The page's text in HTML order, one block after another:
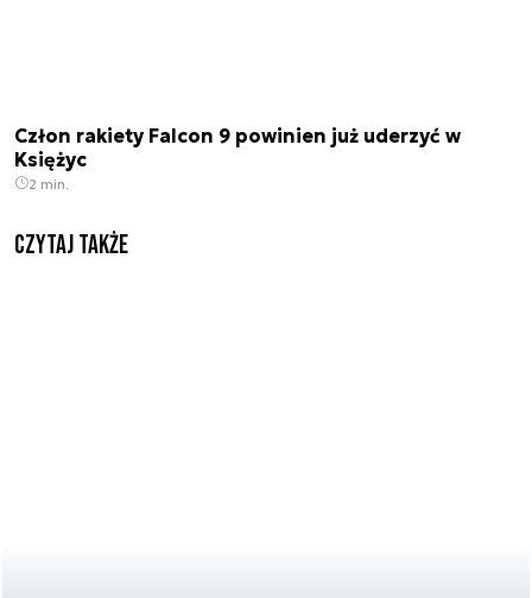
Człon rakiety Falcon 9 powinien już uderzyć w
Księżyc
2 min.
Czytaj także